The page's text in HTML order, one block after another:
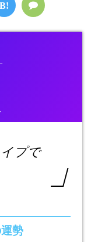
B!
プで
勢